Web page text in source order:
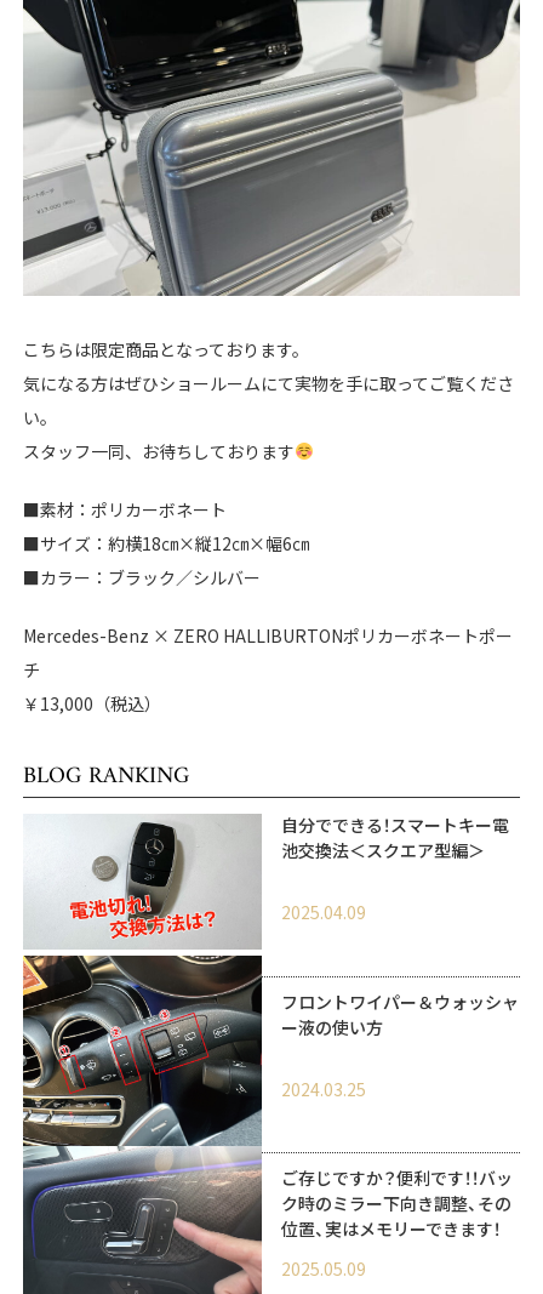
こちらは限定商品となっております。
気になる方はぜひショールームにて実物を手に取ってご覧くださ
い。
スタッフ一同、お待ちしております
■素材：ポリカーボネート
■サイズ：約横18㎝×縦12㎝×幅6㎝
■カラー：ブラック／シルバー
Mercedes-Benz × ZERO HALLIBURTONポリカーボネートポー
チ
￥13,000（税込）
BLOG RANKING
自分でできる！スマートキー電
池交換法＜スクエア型編＞
2025.04.09
フロントワイパー＆ウォッシャ
ー液の使い方
2024.03.25
ご存じですか？便利です！！バッ
ク時のミラー下向き調整、その
位置、実はメモリーできます！
2025.05.09